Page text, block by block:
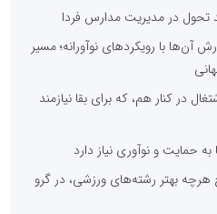
تحول در مدیریت مدارس فردا
آن‌ها با رویکردهای نوآورانه؛ مسیر
در کنار هم، که برای بقا نیازمند
به حمایت و نوآوری نیاز دارد
بهتر رشته‌های ورزشی، در گرو